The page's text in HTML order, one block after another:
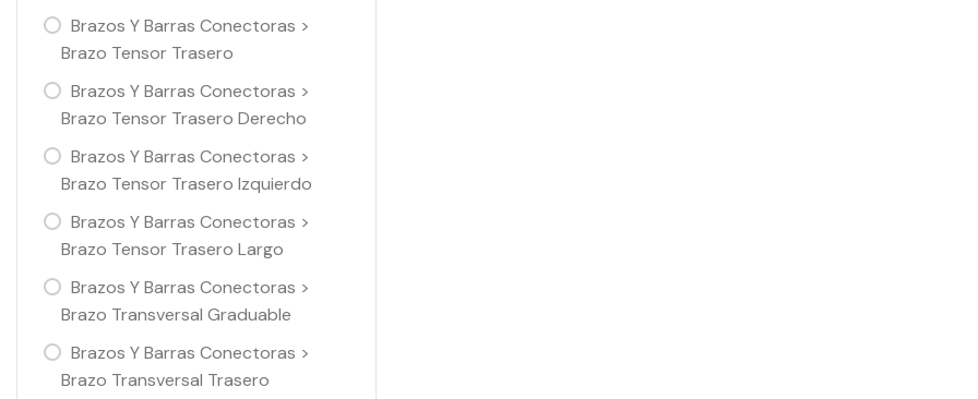
Brazos Y Barras Conectoras >
Brazo Tensor Trasero
Brazos Y Barras Conectoras >
Brazo Tensor Trasero Derecho
Brazos Y Barras Conectoras >
Brazo Tensor Trasero Izquierdo
Brazos Y Barras Conectoras >
Brazo Tensor Trasero Largo
Brazos Y Barras Conectoras >
Brazo Transversal Graduable
Brazos Y Barras Conectoras >
Brazo Transversal Trasero